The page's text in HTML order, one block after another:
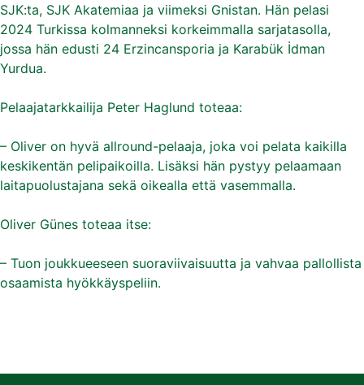
SJK:ta, SJK Akatemiaa ja viimeksi Gnistan. Hän pelasi
2024 Turkissa kolmanneksi korkeimmalla sarjatasolla,
jossa hän edusti 24 Erzincansporia ja Karabük İdman
Yurdua.
Pelaajatarkkailija Peter Haglund toteaa:
– Oliver on hyvä allround-pelaaja, joka voi pelata kaikilla
keskikentän pelipaikoilla. Lisäksi hän pystyy pelaamaan
laitapuolustajana sekä oikealla että vasemmalla.
Oliver Günes toteaa itse:
– Tuon joukkueeseen suoraviivaisuutta ja vahvaa pallollista
osaamista hyökkäyspeliin.